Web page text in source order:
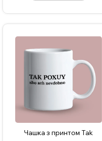
Чашка з принтом Tak